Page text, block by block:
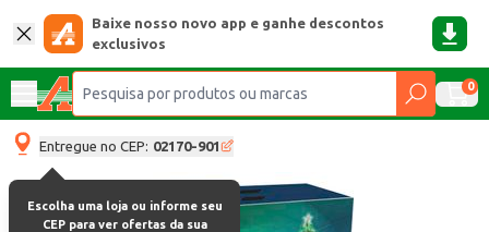
Baixe nosso novo app e ganhe descontos
exclusivos
0
Entregue no CEP: 02170-901
Escolha uma loja ou informe seu
CEP para ver ofertas da sua